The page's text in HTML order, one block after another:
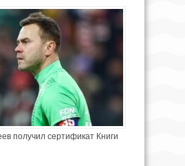
получил сертификат Книги